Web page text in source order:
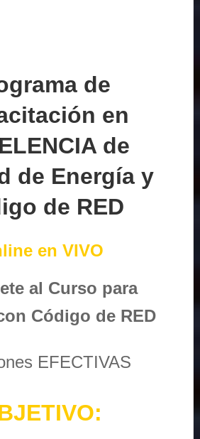
de
en
de
de Energía y
de RED
en VIVO
al Curso para
Código de RED
EFECTIVAS